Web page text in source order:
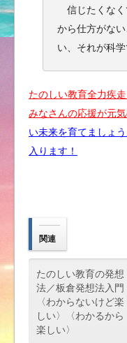
信じたくなく
から仕方がな
い、それが科学
たのしい教育全力疾
みなさんの応援が元気
い未来を育てましょ
入ります！
関連
たのしい教育の発想
法／板倉発想法入門
〈わからないけど楽
しい〉〈わかるから
楽しい〉